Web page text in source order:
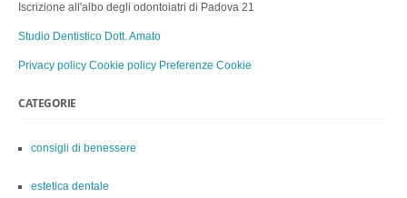
Iscrizione all'albo degli odontoiatri di Padova 21
Studio Dentistico Dott. Amato
Privacy policy Cookie policy Preferenze Cookie
CATEGORIE
consigli di benessere
estetica dentale